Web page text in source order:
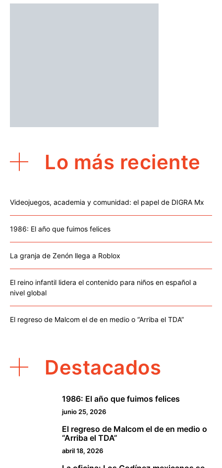
Lo más reciente
Videojuegos, academia y comunidad: el papel de DIGRA Mx
1986: El año que fuimos felices
La granja de Zenón llega a Roblox
El reino infantil lidera el contenido para niños en español a
nivel global
El regreso de Malcom el de en medio o “Arriba el TDA”
Destacados
1986: El año que fuimos felices
junio 25, 2026
El regreso de Malcom el de en medio o
“Arriba el TDA”
abril 18, 2026